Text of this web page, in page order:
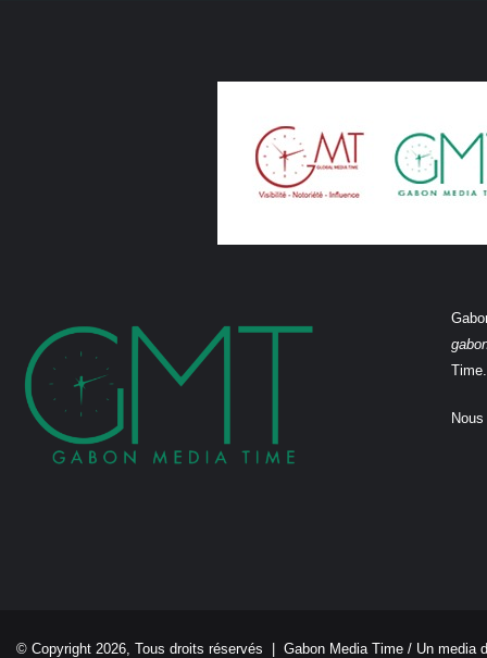
Time.
© Copyright 2026, Tous droits réservés | Gabon Media Time / Un media